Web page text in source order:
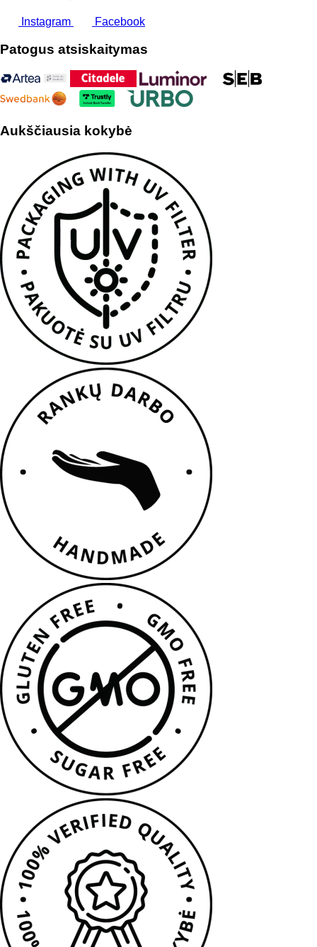
Instagram Facebook
Patogus atsiskaitymas
Aukščiausia kokybė